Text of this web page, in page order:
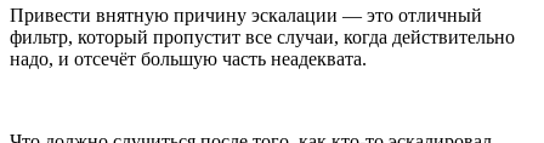
Привести внятную причину эскалации — это отличный
фильтр, который пропустит все случаи, когда действительно
надо, и отсечёт большую часть неадеквата.